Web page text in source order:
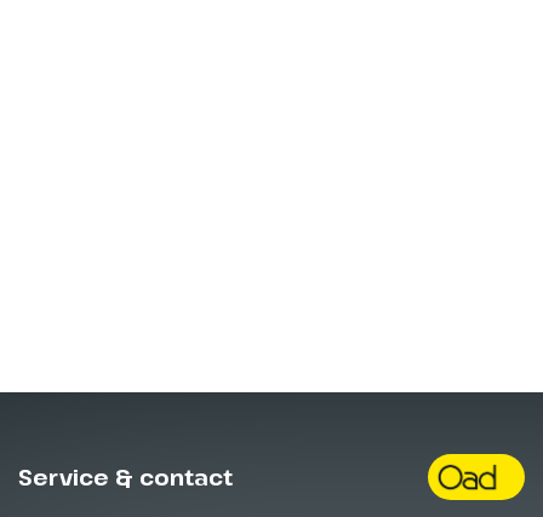
Service & contact